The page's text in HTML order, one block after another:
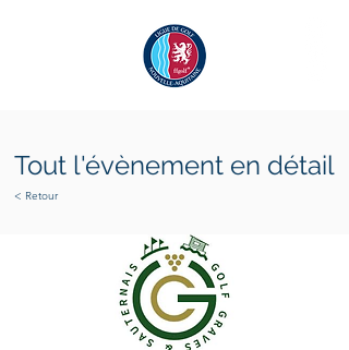
Tout l'évènement en détail
< Retour